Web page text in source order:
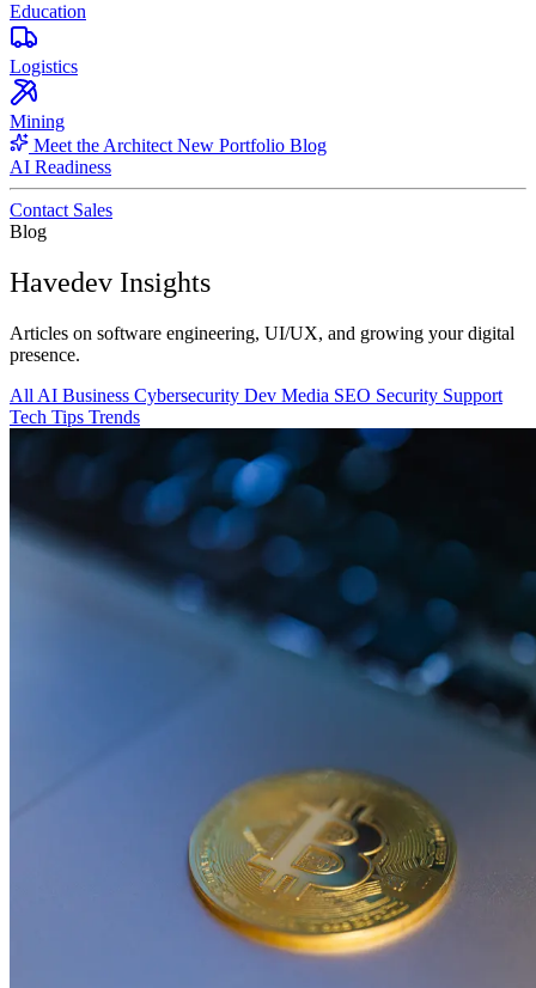
Education
Logistics
Mining
Meet the Architect New Portfolio Blog
AI Readiness
Contact Sales
Blog
Havedev Insights
Articles on software engineering, UI/UX, and growing your digital
presence.
All AI Business Cybersecurity Dev Media SEO Security Support
Tech Tips Trends